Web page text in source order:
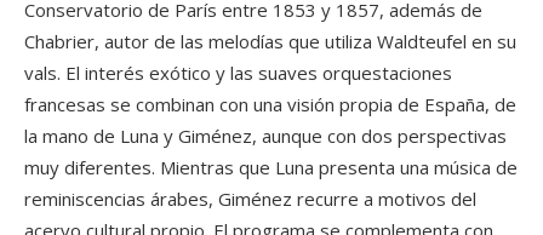
Conservatorio de París entre 1853 y 1857, además de
Chabrier, autor de las melodías que utiliza Waldteufel en su
vals. El interés exótico y las suaves orquestaciones
francesas se combinan con una visión propia de España, de
la mano de Luna y Giménez, aunque con dos perspectivas
muy diferentes. Mientras que Luna presenta una música de
reminiscencias árabes, Giménez recurre a motivos del
acervo cultural propio. El programa se complementa con